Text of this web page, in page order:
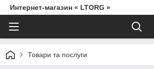
Интернет-магазин « LTORG »
Товари та послуги